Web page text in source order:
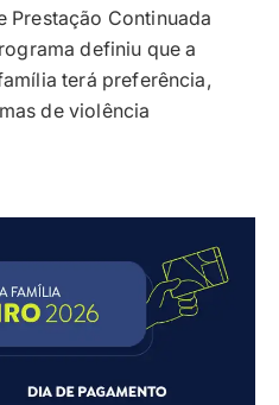
Prestação Continuada
definiu que a
terá preferência,
de violência